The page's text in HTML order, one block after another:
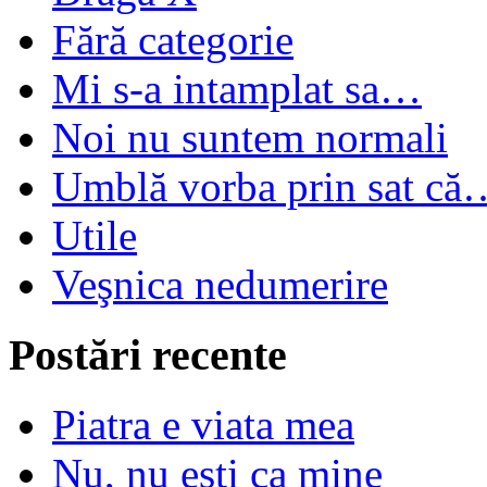
Fără categorie
Mi s-a intamplat sa…
Noi nu suntem normali
Umblă vorba prin sat
Utile
Veşnica nedumerire
Postări recente
Piatra e viata mea
Nu, nu ești ca mine